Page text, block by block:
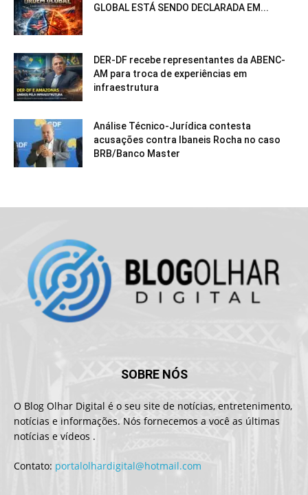
GLOBAL ESTÁ SENDO DECLARADA EM...
DER-DF recebe representantes da ABENC-
AM para troca de experiências em
infraestrutura
Análise Técnico-Jurídica contesta
acusações contra Ibaneis Rocha no caso
BRB/Banco Master
SOBRE NÓS
O Blog Olhar Digital é o seu site de notícias, entretenimento,
notícias e informações. Nós fornecemos a você as últimas
notícias e vídeos .
Contato: portalolhardigital@hotmail.com